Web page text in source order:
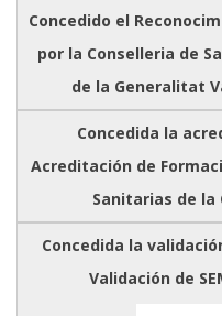
Concedido el
por la Conselleria de
de la Generalitat
Concedida la
Acreditación de
Sanitarias de la
Concedida la
Validación de